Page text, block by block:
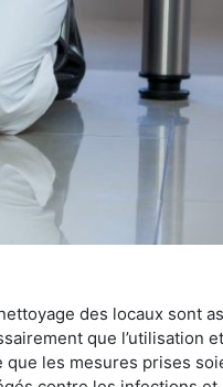
des locaux sont
que l’utilisation
les mesures prises